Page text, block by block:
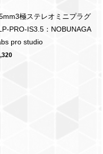
極ステレオミニプラグ
PRO-IS3.5：NOBUNAGA
pro studio